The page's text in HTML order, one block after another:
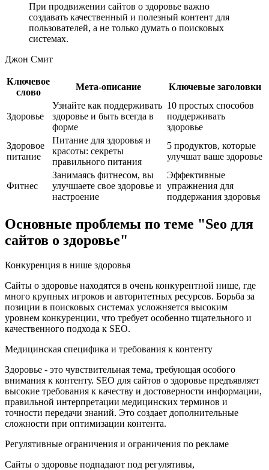
При продвижении сайтов о здоровье важно
создавать качественный и полезный контент для
пользователей, а не только думать о поисковых
системах.
Джон Смит
Ключевое
слово
Мета-описание Ключевые заголовки
Здоровье
Узнайте как поддерживать
здоровье и быть всегда в
форме
10 простых способов
поддерживать
здоровье
Здоровое
питание
Питание для здоровья и
красоты: секреты
правильного питания
5 продуктов, которые
улучшат ваше здоровье
Фитнес
Занимаясь фитнесом, вы
улучшаете свое здоровье и
настроение
Эффективные
упражнения для
поддержания здоровья
Основные проблемы по теме "Seo для
сайтов о здоровье"
Конкуренция в нише здоровья
Сайты о здоровье находятся в очень конкурентной нише, где
много крупных игроков и авторитетных ресурсов. Борьба за
позиции в поисковых системах усложняется высоким
уровнем конкуренции, что требует особенно тщательного и
качественного подхода к SEO.
Медицинская специфика и требования к контенту
Здоровье - это чувствительная тема, требующая особого
внимания к контенту. SEO для сайтов о здоровье предъявляет
высокие требования к качеству и достоверности информации,
правильной интерпретации медицинских терминов и
точности передачи знаний. Это создает дополнительные
сложности при оптимизации контента.
Регулятивные ограничения и ограничения по рекламе
Сайты о здоровье подпадают под регулятивы,